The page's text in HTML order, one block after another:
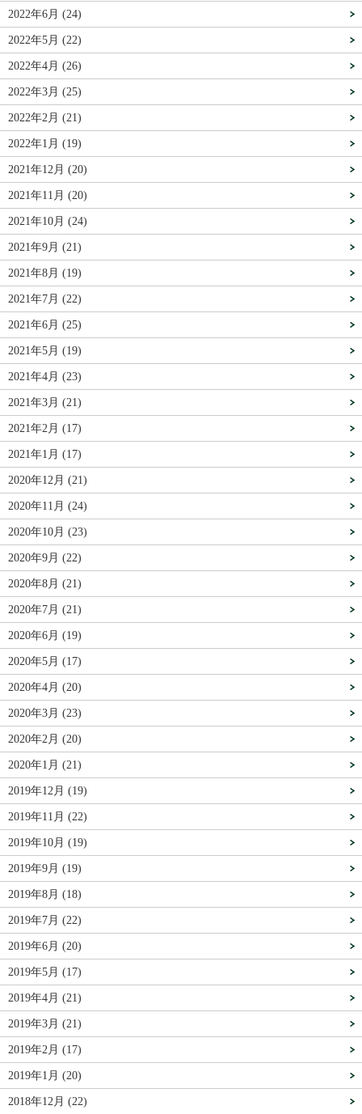
2022年6月 (24)
2022年5月 (22)
2022年4月 (26)
2022年3月 (25)
2022年2月 (21)
2022年1月 (19)
2021年12月 (20)
2021年11月 (20)
2021年10月 (24)
2021年9月 (21)
2021年8月 (19)
2021年7月 (22)
2021年6月 (25)
2021年5月 (19)
2021年4月 (23)
2021年3月 (21)
2021年2月 (17)
2021年1月 (17)
2020年12月 (21)
2020年11月 (24)
2020年10月 (23)
2020年9月 (22)
2020年8月 (21)
2020年7月 (21)
2020年6月 (19)
2020年5月 (17)
2020年4月 (20)
2020年3月 (23)
2020年2月 (20)
2020年1月 (21)
2019年12月 (19)
2019年11月 (22)
2019年10月 (19)
2019年9月 (19)
2019年8月 (18)
2019年7月 (22)
2019年6月 (20)
2019年5月 (17)
2019年4月 (21)
2019年3月 (21)
2019年2月 (17)
2019年1月 (20)
2018年12月 (22)